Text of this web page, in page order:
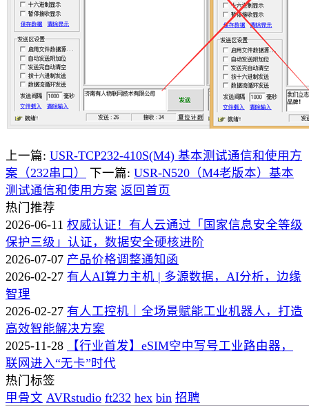
上一篇: USR-TCP232-410S(M4) 基本测试通信和使用方
案（232串口）
下一篇: USR-N520（M4老版本）基本
测试通信和使用方案 返回首页
热门推荐
2026-06-11 权威认证！有人云通过「国家信息安全等级
保护三级」认证，数据安全硬核进阶
2026-07-07 产品价格调整通知函
2026-02-27 有人AI算力主机 | 多源数据，AI分析，边缘
智理
2026-02-27 有人工控机｜全场景赋能工业机器人，打造
高效智能解决方案
2025-11-28
【行业首发】eSIM空中写号工业路由器，
联网进入“无卡”时代
热门标签
甲骨文 AVRstudio ft232 hex bin 招聘